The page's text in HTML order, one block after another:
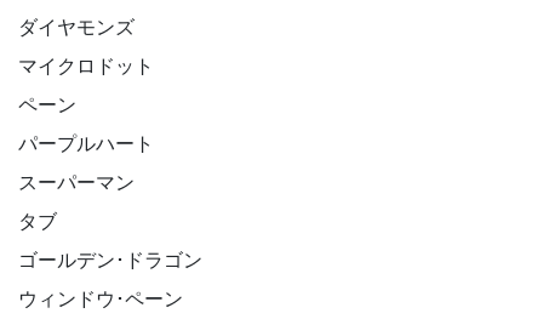
ダイヤモンズ
マイクロドット
ペーン
パープルハート
スーパーマン
タブ
ゴールデン･ドラゴン
ウィンドウ･ペーン